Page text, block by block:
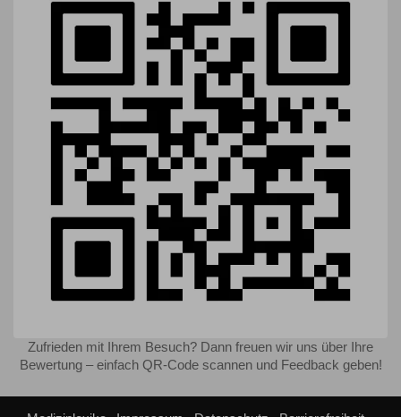
Zufrieden mit Ihrem Besuch? Dann freuen wir uns über Ihre
Bewertung – einfach QR-Code scannen und Feedback geben!